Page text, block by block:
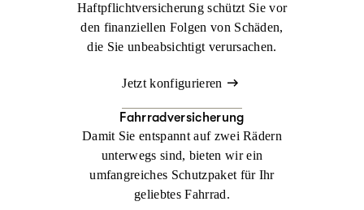
Haftpflichtversicherung schützt Sie vor
den finanziellen Folgen von Schäden,
die Sie unbeabsichtigt verursachen.
Jetzt konfigurieren
Fahrradversicherung
Damit Sie entspannt auf zwei Rädern
unterwegs sind, bieten wir ein
umfangreiches Schutzpaket für Ihr
geliebtes Fahrrad.